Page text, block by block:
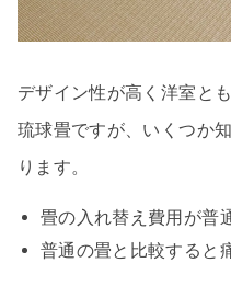
デザイン性が高く洋室と
琉球畳ですが、いくつか
ります。
畳の入れ替え費用が普
普通の畳と比較すると